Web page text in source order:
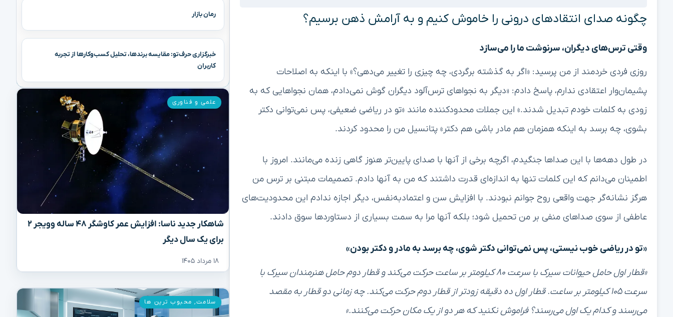
رمان بازار
خبرگزاری حرف‌تو: مقایسه برندها، تحلیل کسب‌وکارها از تجربه
کاربران
شاهکار جدید ناسا: افزایش عمر کاوشگر ۴۸ ساله وویجر ۲
برای یک سال دیگر
۱۸ مرداد ۱۴۰۵
علمی و فناوری
سلامت, محبوب ترین ها
چگونه صدای انتقادهای درونی را خاموش کنیم و به آرامش ذهن برسیم؟
وقتی ترس‌های دیگران، سرنوشت ما را می‌سازد
روزی فردی خردمند از من پرسید: «اگر به گذشته برگردی، چه چیزی را تغییر می‌دهی؟» با اینکه به اصلاحات
پشیمان‌وار اعتقادی ندارم، پاسخ دادم: «دیگر به نجواهای ترس‌آلود دیگران گوش نمی‌دادم، همان نجواهایی که به
زودی به کلمات خودم تبدیل شدند.» این جملات محدودکننده مانند «تو در ریاضی ضعیفی، پس نمی‌توانی دکتر
بشوی، چه برسد به اینکه همزمان هم مادر باشی هم دکتر» پتانسیل من را محدود کردند.
در طول دهه‌ها با این صداها جنگیدم، اگرچه برخی از آنها با صدای پایین‌تر هنوز گاهی زنده می‌مانند. امروز با
اطمینان می‌دانم که این کلمات تنها به اندازه‌ای قدرت داشتند که من به آنها دادم. تصمیمات مبتنی بر ترس من
هرگز نشانه‌گر جهت واقعی روح جوانم نبودند. با افزایش سن و اعتمادبه‌نفس، دیگر اجازه ندادم این محدودیت‌های
عاطفی از سوی صداهای منفی بر من تحمیل شود؛ بلکه آنها مرا به سمت بسیاری از دستاوردها سوق دادند.
«تو در ریاضی خوب نیستی، پس نمی‌توانی دکتر شوی، چه برسد به مادر و دکتر بودن»
«قطار اول حامل حیوانات سیرک با سرعت ۸۰ کیلومتر بر ساعت حرکت می‌کند و قطار دوم حامل هنرمندان سیرک با
سرعت ۱۰۵ کیلومتر بر ساعت. قطار اول ده دقیقه زودتر از قطار دوم حرکت می‌کند. چه زمانی دو قطار به مقصد
می‌رسند و کدام یک اول می‌رسند؟ فراموش نکنید که هر دو از یک مکان حرکت می‌کنند.»